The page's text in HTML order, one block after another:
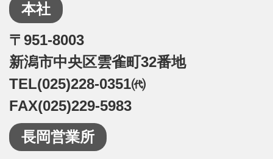
本社
〒951-8003
新潟市中央区雲雀町32番地
TEL(025)228-0351㈹
FAX(025)229-5983
長岡営業所